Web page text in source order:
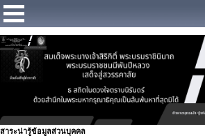
สาระน่ารู้ข้อมูลส่วนบุคคล